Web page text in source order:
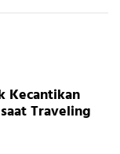
Kecantikan
Traveling